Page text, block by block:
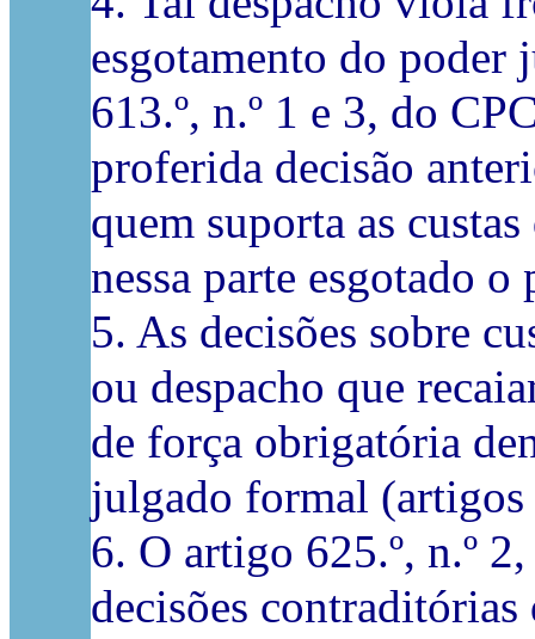
esgotamento do
613.º, n.º 1 e 3, do
proferida decisão
quem suporta as
nessa parte esgotado
5. As decisões sobre
ou despacho que
de força obrigatória
julgado formal (artigos
6. O artigo 625.º, n.º
decisões contraditórias